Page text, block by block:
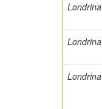
Londrina
Londrina
Londrina